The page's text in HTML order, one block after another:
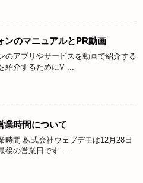
ンのマニュアルとPR動画
のアプリやサービスを動画で紹介する
紹介するためにV ...
業時間について
時間 株式会社ウェブデモは12月28日
後の営業日です ...